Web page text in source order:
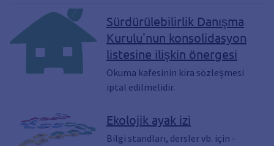
Sürdürülebilirlik Danışma
Kurulu'nun konsolidasyon
listesine ilişkin önergesi
Okuma kafesinin kira sözleşmesi
iptal edilmelidir.
Ekolojik ayak izi
Bilgi standları, dersler vb. için -